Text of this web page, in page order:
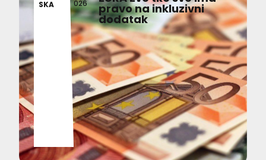
SKA 026 pravo na inkluzivni
dodatak